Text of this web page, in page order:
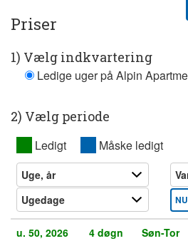
Priser
1) Vælg indkvartering
Ledige uger på Alpin
2) Vælg periode
Ledigt Måske ledigt
u. 50, 2026 4 døgn Søn-Tor